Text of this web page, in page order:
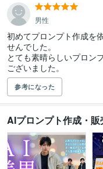
男性
初めてプロンプト作成を
せんでした。
とても素晴らしいプロン
ございました。
参考になった
AIプロンプト作成・